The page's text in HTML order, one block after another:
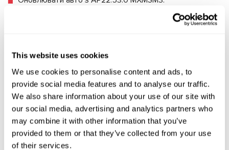
This website uses cookies
We use cookies to personalise content and ads, to
provide social media features and to analyse our traffic.
We also share information about your use of our site with
our social media, advertising and analytics partners who
may combine it with other information that you’ve
provided to them or that they’ve collected from your use
of their services.
Зчитувати алерти з розшифровкою.
Видаляти сервісні алерти.
Зчитувати DTC з окремих блоків автомобіля з
подальшою розшифровкою.
Навчання